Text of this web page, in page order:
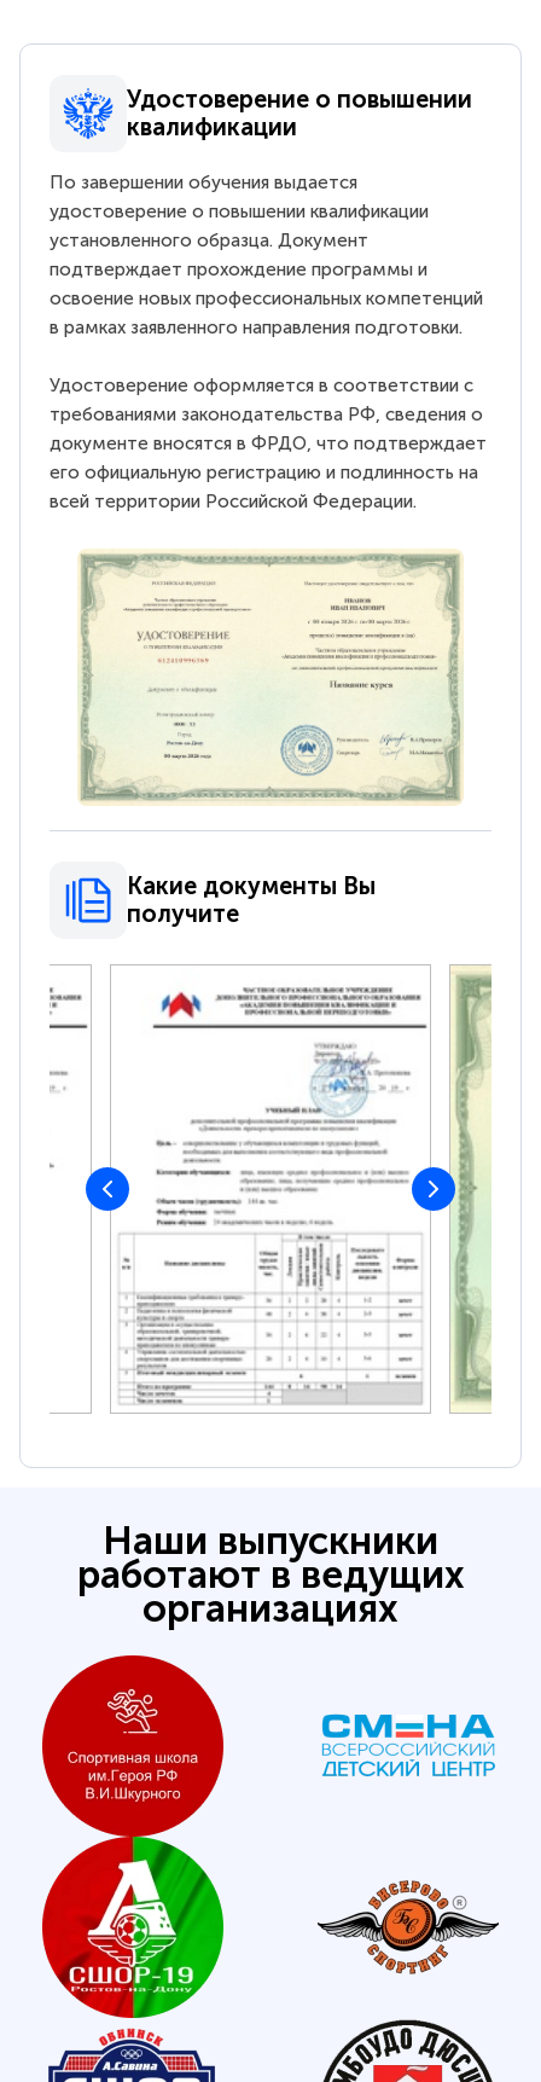
Удостоверение о повышении
квалификации
По завершении обучения выдается
удостоверение о повышении квалификации
установленного образца. Документ
подтверждает прохождение программы и
освоение новых профессиональных компетенций
в рамках заявленного направления подготовки.
Удостоверение оформляется в соответствии с
требованиями законодательства РФ, сведения о
документе вносятся в ФРДО, что подтверждает
его официальную регистрацию и подлинность на
всей территории Российской Федерации.
Какие документы Вы
получите
Наши выпускники
работают в ведущих
организациях